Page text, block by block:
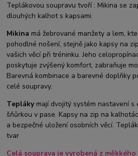
Teplákovou soupravu tvoří : Mikina se
dlouhých kalhot s kapsami.
Mikina má žebrované manžety a lem,
pohodlné nošení, stejně jako kapsy na
vašich věcí při tréninku. Jeho
poskytuje zvýšený komfort, zabraňuje
Barevná kombinace a barevné doplňky
celé soupravy.
Teplákymají dvojitý systém nastavení s
šňůrkou v pase. Kapsy na zip na
a bezpečné uložení osobních věcí.
tvar
Celá souprava je vyrobená z